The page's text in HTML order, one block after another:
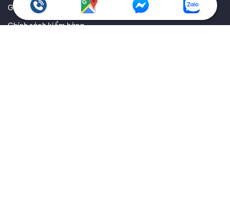
Giao hàng toàn quốc
Chính sách kiểm hàng